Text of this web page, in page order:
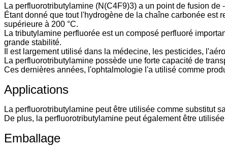
La perfluorotributylamine (N(C4F9)3) a un point de fusion
Étant donné que tout l'hydrogène de la chaîne carbonée est
supérieure à 200 °C.
La tributylamine perfluorée est un composé perfluoré
grande stabilité.
Il est largement utilisé dans la médecine, les pesticides,
La perfluorotributylamine possède une forte capacité de
Ces dernières années, l'ophtalmologie l'a utilisé comme
Applications
La perfluorotributylamine peut être utilisée comme substitut
De plus, la perfluorotributylamine peut également être
Emballage